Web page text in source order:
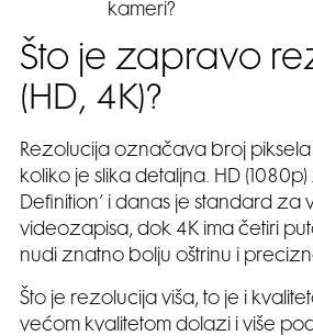
kameri?
Što je zapravo
(HD, 4K)?
Rezolucija označava broj
koliko je slika detaljna. HD (1080p)
Definition’ i danas je standard za
videozapisa, dok 4K ima četiri
nudi znatno bolju oštrinu i
Što je rezolucija viša, to je i
većom kvalitetom dolazi i više